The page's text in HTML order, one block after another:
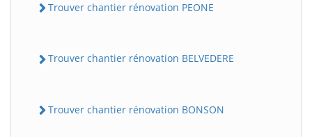
Trouver chantier rénovation PEONE
Trouver chantier rénovation BELVEDERE
Trouver chantier rénovation BONSON